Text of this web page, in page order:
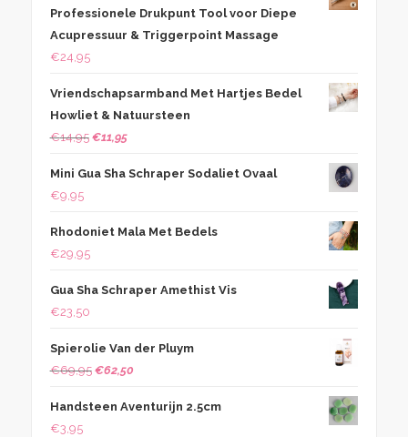
Professionele Drukpunt Tool voor Diepe
Acupressuur & Triggerpoint Massage
€24,95
Vriendschapsarmband Met Hartjes Bedel
Howliet & Natuursteen
€14,95 Oorspronkelijke
was:
€11,95Huidige
is:
Mini Gua Sha Schraper Sodaliet Ovaal
€9,95
Rhodoniet Mala Met Bedels
€29,95
Gua Sha Schraper Amethist Vis
€23,50
Spierolie Van der Pluym
€69,95 Oorspronkelijke
was:
€62,50Huidige
is:
Handsteen Aventurijn 2.5cm
€3,95